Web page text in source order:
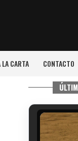
LA CARTA CONTACTO